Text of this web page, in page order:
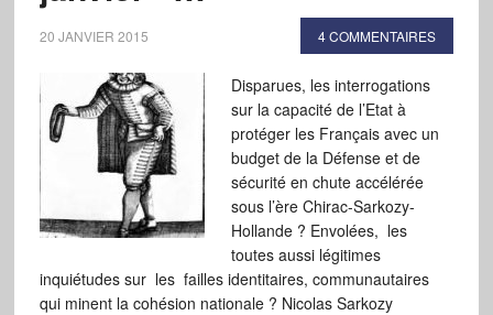
20 JANVIER 2015 4 COMMENTAIRES
Disparues, les interrogations
sur la capacité de l’Etat à
protéger les Français avec un
budget de la Défense et de
sécurité en chute accélérée
sous l’ère Chirac-Sarkozy-
Hollande ? Envolées, les
toutes aussi légitimes
inquiétudes sur les failles identitaires, communautaires
qui minent la cohésion nationale ? Nicolas Sarkozy